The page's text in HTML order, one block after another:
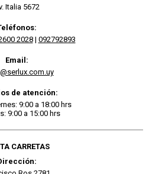
Italia 5672
2028| 092792893
Email:
de atención:
9:00 a 18:00 hrs
9:00 a 15:00 hrs
CARRETAS